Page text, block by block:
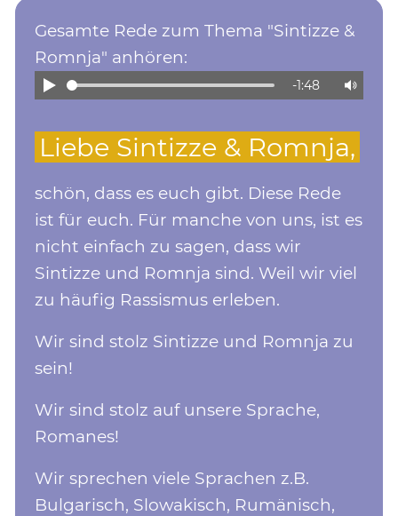
Gesamte Rede zum Thema "Sintizze &
Romnja" anhören:
-1:48
Liebe Sintizze & Romnja,
schön, dass es euch gibt. Diese Rede
ist für euch. Für manche von uns, ist es
nicht einfach zu sagen, dass wir
Sintizze und Romnja sind. Weil wir viel
zu häufig Rassismus erleben.
Wir sind stolz Sintizze und Romnja zu
sein!
Wir sind stolz auf unsere Sprache,
Romanes!
Wir sprechen viele Sprachen z.B.
Bulgarisch, Slowakisch, Rumänisch,